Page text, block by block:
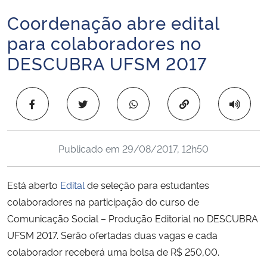
Ministério da Infraestrutura
Ministério da Agricultura, Pecuária e Abastecimento
Ministério da Cidadania
Ministério da Ciência, Tecnologia, Inovações e Comunicações
Ministério do Meio Ambiente
Início do conteúdo
Coordenação abre edital
para colaboradores no
DESCUBRA UFSM 2017
Copiar para área
Publicado em 29/08/2017, 12h50
Está aberto Edital de seleção para estudantes
colaboradores na participação do curso de
Comunicação Social – Produção Editorial no DESCUBRA
UFSM 2017. Serão ofertadas duas vagas e cada
colaborador receberá uma bolsa de R$ 250,00.